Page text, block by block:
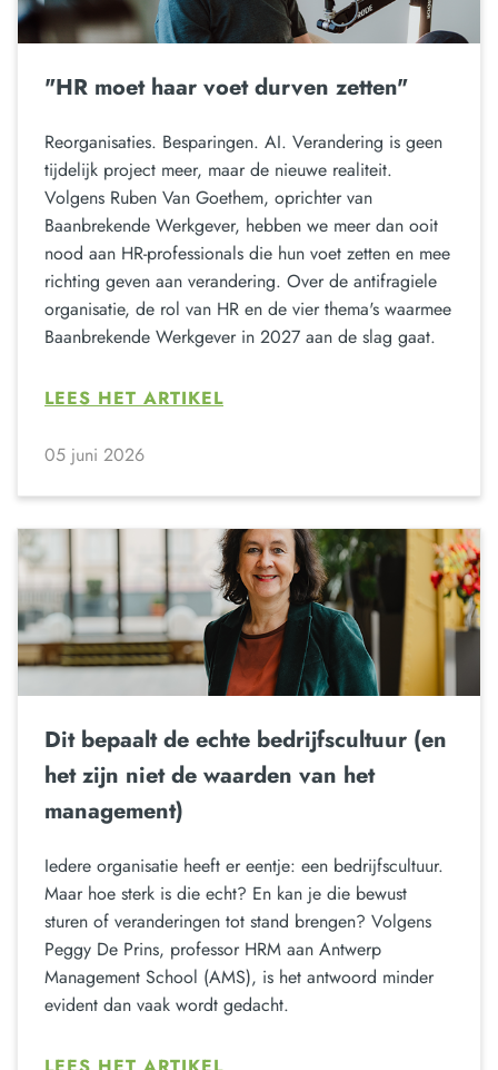
"HR moet haar voet durven zetten"
Reorganisaties. Besparingen. AI. Verandering is geen
tijdelijk project meer, maar de nieuwe realiteit.
Volgens Ruben Van Goethem, oprichter van
Baanbrekende Werkgever, hebben we meer dan ooit
nood aan HR-professionals die hun voet zetten en mee
richting geven aan verandering. Over de antifragiele
organisatie, de rol van HR en de vier thema's waarmee
Baanbrekende Werkgever in 2027 aan de slag gaat.
LEES HET ARTIKEL
05 juni 2026
Dit bepaalt de echte bedrijfscultuur (en
het zijn niet de waarden van het
management)
Iedere organisatie heeft er eentje: een bedrijfscultuur.
Maar hoe sterk is die echt? En kan je die bewust
sturen of veranderingen tot stand brengen? Volgens
Peggy De Prins, professor HRM aan Antwerp
Management School (AMS), is het antwoord minder
evident dan vaak wordt gedacht.